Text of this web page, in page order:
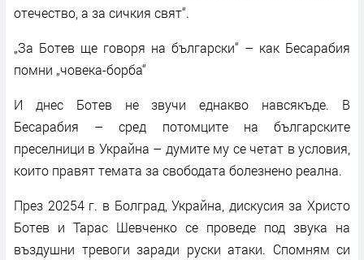
отечество, а за сичкия свят“.
„За Ботев ще говоря на български“ – как Бесарабия
помни „човека-борба“
И днес Ботев не звучи еднакво навсякъде. В
Бесарабия – сред потомците на българските
преселници в Украйна – думите му се четат в условия,
които правят темата за свободата болезнено реална.
През 20254 г. в Болград, Украйна, дискусия за Христо
Ботев и Тарас Шевченко се проведе под звука на
въздушни тревоги заради руски атаки. Спомням си